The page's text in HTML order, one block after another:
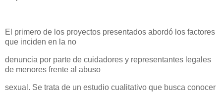
El primero de los proyectos presentados abordó los factores
que inciden en la no
denuncia por parte de cuidadores y representantes legales
de menores frente al abuso
sexual. Se trata de un estudio cualitativo que busca conocer